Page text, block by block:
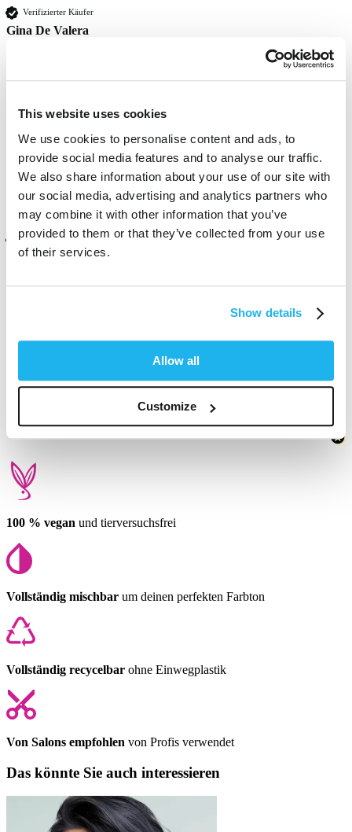
This website uses cookies
We use cookies to personalise content and ads, to
provide social media features and to analyse our traffic.
We also share information about your use of our site with
our social media, advertising and analytics partners who
may combine it with other information that you’ve
provided to them or that they’ve collected from your use
of their services.
Show details
Allow all
Customize
Verifizierter Käufer
Gina De Valera
both blue and red undertones to even it out and fades nicely.
Fanden Sie diese Bewertung hilfreich? Melden vor 11 Monaten
Verifizierter Käufer
Jax
Fanden Sie diese Bewertung hilfreich? Ja Melden
100 % vegan und tierversuchsfrei
Vollständig mischbar um deinen perfekten Farbton
Vollständig recycelbar ohne Einwegplastik
Von Salons empfohlen von Profis verwendet
Das könnte Sie auch interessieren